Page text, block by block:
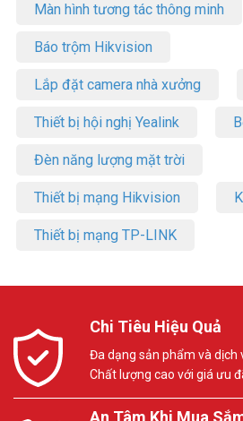
Màn hình tương tác thông minh
Báo trộm Hikvision
Lắp đặt camera nhà xưởng
Thiết bị hội nghị Yealink
Đèn năng lượng mặt trời
Thiết bị mạng Hikvision
Thiết bị mạng TP-LINK
Chi Tiêu Hiệu Quả
Đa dạng sản phẩm và dịch
Chất lượng cao với giá ưu
An Tâm Khi Mua